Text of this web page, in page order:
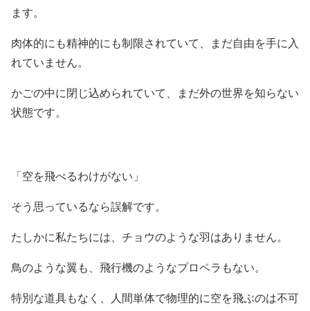
ます。
肉体的にも精神的にも制限されていて、まだ自由を手に入
れていません。
かごの中に閉じ込められていて、まだ外の世界を知らない
状態です。
「空を飛べるわけがない」
そう思っているなら誤解です。
たしかに私たちには、チョウのような羽はありません。
鳥のような翼も、飛行機のようなプロペラもない。
特別な道具もなく、人間単体で物理的に空を飛ぶのは不可